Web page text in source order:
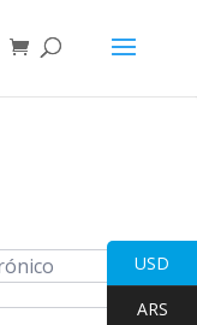
USD
ARS